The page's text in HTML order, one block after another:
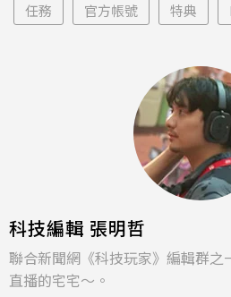
任務 官方帳號 特典
科技編輯 張明哲
聯合新聞網《科技玩家》編輯群之
直播的宅宅～。